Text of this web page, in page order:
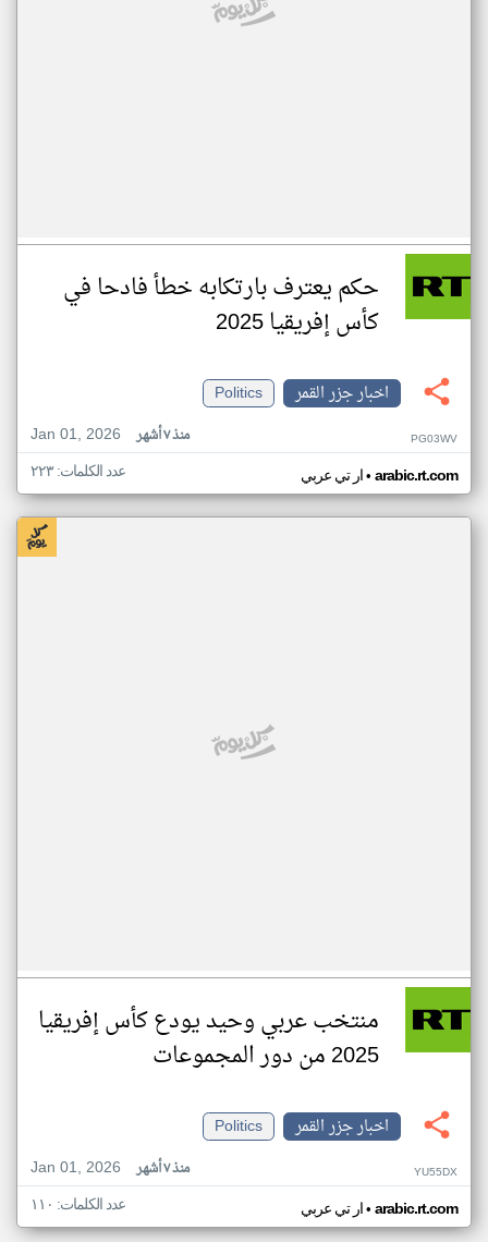
حكم يعترف بارتكابه خطأ فادحا في
كأس إفريقيا 2025
اخبار جزر القمر
Politics
Jan 01, 2026
منذ ٧ أشهر PG03WV
ار تي عربي• arabic.rt.com عدد الكلمات: ٢٢٣
منتخب عربي وحيد يودع كأس إفريقيا
2025 من دور المجموعات
اخبار جزر القمر
Politics
Jan 01, 2026
منذ ٧ أشهر YU55DX
ار تي عربي• arabic.rt.com عدد الكلمات: ١١٠